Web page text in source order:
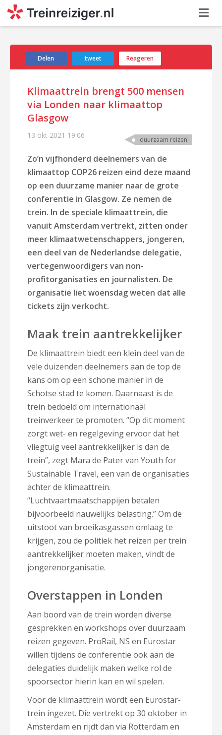
Delen tweet Reageren
Klimaattrein brengt 500 mensen
via Londen naar klimaattop
Glasgow
13 okt 2021 19:06 duurzaam reizen
Zo’n vijfhonderd deelnemers van de
klimaattop COP26 reizen eind deze maand
op een duurzame manier naar de grote
conferentie in Glasgow. Ze nemen de
trein. In de speciale klimaattrein, die
vanuit Amsterdam vertrekt, zitten onder
meer klimaatwetenschappers, jongeren,
een deel van de Nederlandse delegatie,
vertegenwoordigers van non-
profitorganisaties en journalisten. De
organisatie liet woensdag weten dat alle
tickets zijn verkocht.
Maak trein aantrekkelijker
De klimaattrein biedt een klein deel van de
vele duizenden deelnemers aan de top de
kans om op een schone manier in de
Schotse stad te komen. Daarnaast is de
trein bedoeld om internationaal
treinverkeer te promoten. “Op dit moment
zorgt wet- en regelgeving ervoor dat het
vliegtuig veel aantrekkelijker is dan de
trein”, zegt Mara de Pater van Youth for
Sustainable Travel, een van de organisaties
achter de klimaattrein.
“Luchtvaartmaatschappijen betalen
bijvoorbeeld nauwelijks belasting.” Om de
uitstoot van broeikasgassen omlaag te
krijgen, zou de politiek het reizen per trein
aantrekkelijker moeten maken, vindt de
jongerenorganisatie.
Overstappen in Londen
Aan boord van de trein worden diverse
gesprekken en workshops over duurzaam
reizen gegeven. ProRail, NS en Eurostar
willen tijdens de conferentie ook aan de
delegaties duidelijk maken welke rol de
spoorsector hierin kan en wil spelen.
Voor de klimaattrein wordt een Eurostar-
trein ingezet. Die vertrekt op 30 oktober in
Amsterdam en rijdt dan via Rotterdam en